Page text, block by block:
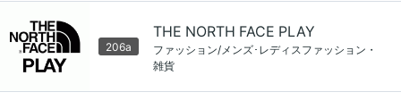
206a
THE NORTH FACE PLAY
ファッション/メンズ･レディスファッション・
雑貨